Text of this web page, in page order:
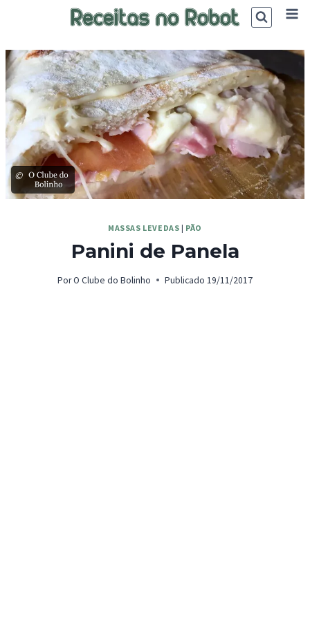
©
MASSAS LEVEDAS | PÃO
Panini de Panela
PorO Clube do Bolinho Publicado 19/11/2017